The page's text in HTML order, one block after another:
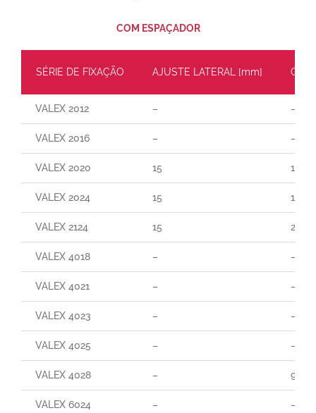
COM ESPAÇADOR
SÉRIE DE FIXAÇÃO AJUSTE LATERAL [mm]
VALEX 2012 – –
VALEX 2016 – –
VALEX 2020 15 110
VALEX 2024 15 160
VALEX 2124 15 290
VALEX 4018 – –
VALEX 4021 – –
VALEX 4023 – –
VALEX 4025 – –
VALEX 4028 – 95
VALEX 6024 – –